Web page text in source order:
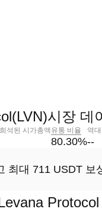
시장 데
석된 시가총액 유통 비율
80.30%
역
--
최대 711 USDT 보